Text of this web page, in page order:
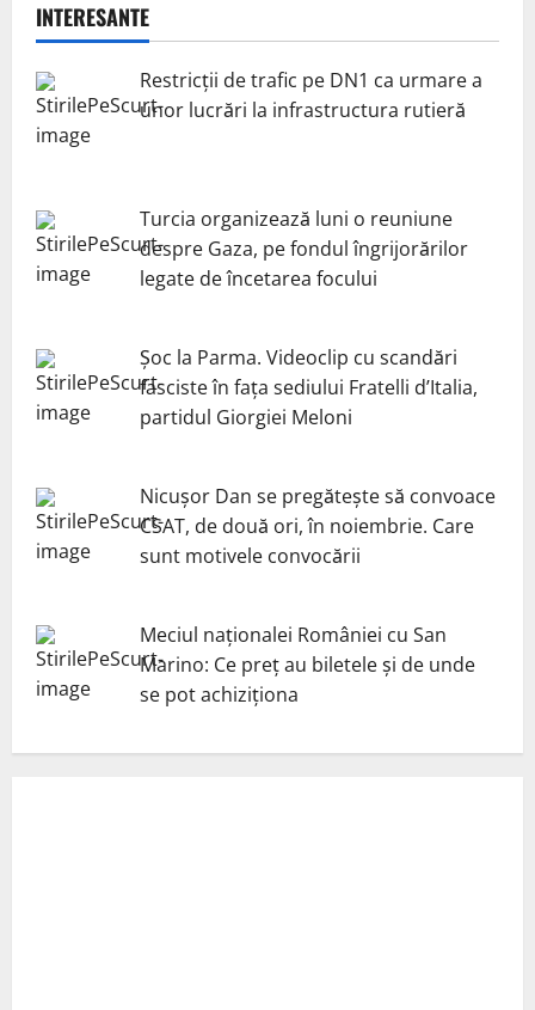
INTERESANTE
Restricții de trafic pe DN1 ca urmare a
unor lucrări la infrastructura rutieră
Turcia organizează luni o reuniune
despre Gaza, pe fondul îngrijorărilor
legate de încetarea focului
Șoc la Parma. Videoclip cu scandări
fasciste în fața sediului Fratelli d’Italia,
partidul Giorgiei Meloni
Nicuşor Dan se pregăteşte să convoace
CSAT, de două ori, în noiembrie. Care
sunt motivele convocării
Meciul naționalei României cu San
Marino: Ce preț au biletele și de unde
se pot achiziționa